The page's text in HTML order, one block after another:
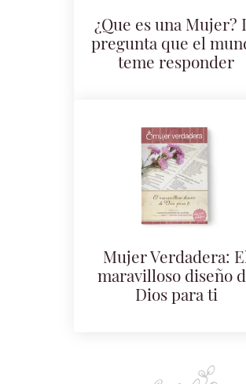
¿Que es una Mujer?
pregunta que el
teme responder
Mujer Verdadera:
maravilloso diseño
Dios para ti